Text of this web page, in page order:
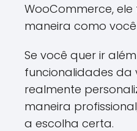
WooCommerce,
maneira como
Se você quer ir
funcionalidades da
realmente
maneira
a escolha certa.